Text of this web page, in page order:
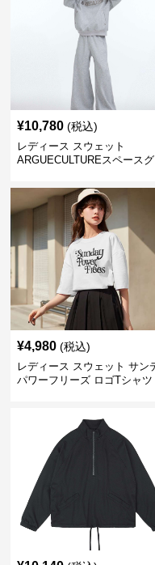
¥10,780 (税込)
レディース スウェット
ARGUECULTUREスペースグ
¥4,980 (税込)
レディース スウェット サン
パワーフリーズ ロゴTシャツ